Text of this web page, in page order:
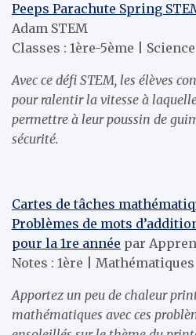
Peeps Parachute Spring
Adam STEM
Classes : 1ère-5ème | Science
Avec ce défi STEM, les élèves
pour ralentir la vitesse à
permettre à leur poussin de
sécurité.
Cartes de tâches
Problèmes de mots
pour la 1re année par
Notes : 1ère | Mathématiques
Apportez un peu de chaleur
mathématiques avec ces